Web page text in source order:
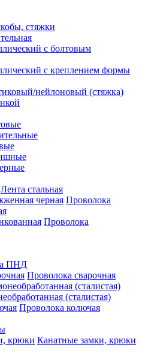
стяжки
с болтовым
с креплением формы
нейлоновый (стяжка)
Лента стальная
Проволока
Проволока
ПНД
Проволока сварочная
(сталистая)
Проволока колючая
Канатные замки, крюки